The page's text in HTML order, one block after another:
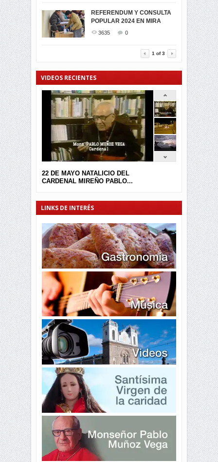
REFERENDUM Y CONSULTA
POPULAR 2024 EN MIRA
3635 0
TRIUNFO DE...
MIRA.EC FUE
GALARDONADA
1 of3
VIDEOS RECIENTES
22 DE MAYO NATALICIO DEL
CARDENAL MIREÑO PABLO...
LINKS DE INTERÉS